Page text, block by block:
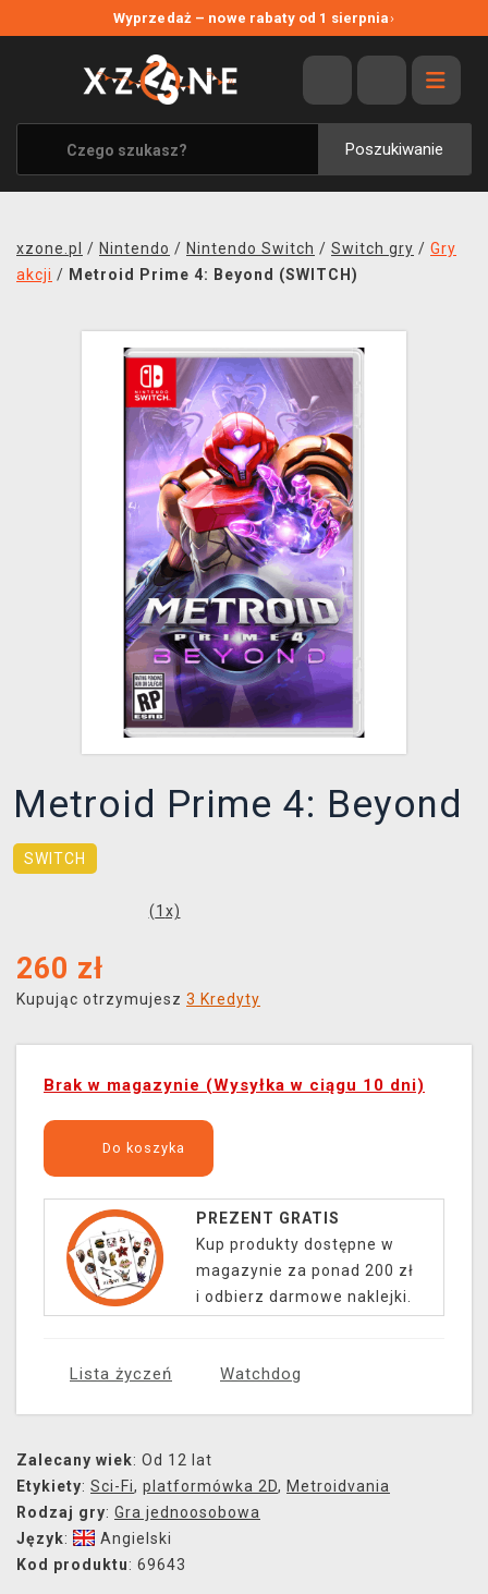
Wyprzedaż – nowe rabaty od 1 sierpnia›
Poszukiwanie
WYPRZEDAŻ
WSZYSTKIE MARKI
XZONE ORIGINALS
UBRANIA I AKCESORIA
SOUNDTRACKI
TRANSPORT
XZONE KLUB
xzone.pl / Nintendo / Nintendo Switch / Switch gry / Gry
akcji / Metroid Prime 4: Beyond (SWITCH)
Metroid Prime 4: Beyond
SWITCH
(1 x)
260 zł
Kupując otrzymujesz 3 Kredyty
Brak w magazynie (Wysyłka w ciągu 10 dni)
Do koszyka
PREZENT GRATIS
Kup produkty dostępne w
magazynie za ponad 200 zł
i odbierz darmowe naklejki.
Lista życzeń Watchdog
Zalecany wiek: Od 12 lat
Etykiety: Sci-Fi, platformówka 2D, Metroidvania
Rodzaj gry: Gra jednoosobowa
Język:
Angielski
Kod produktu: 69643